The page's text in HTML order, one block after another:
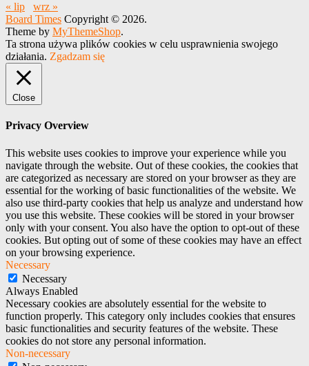
« lip
wrz »
Board Times Copyright © 2026.
Theme by MyThemeShop.
Ta strona używa plików cookies w celu usprawnienia swojego
działania. Zgadzam się
Close
Privacy Overview
This website uses cookies to improve your experience while you
navigate through the website. Out of these cookies, the cookies that
are categorized as necessary are stored on your browser as they are
essential for the working of basic functionalities of the website. We
also use third-party cookies that help us analyze and understand how
you use this website. These cookies will be stored in your browser
only with your consent. You also have the option to opt-out of these
cookies. But opting out of some of these cookies may have an effect
on your browsing experience.
Necessary
Necessary
Always Enabled
Necessary cookies are absolutely essential for the website to
function properly. This category only includes cookies that ensures
basic functionalities and security features of the website. These
cookies do not store any personal information.
Non-necessary